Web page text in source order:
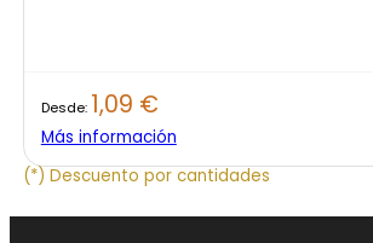
Desde: 1,09 €
Más información
(*) Descuento por cantidades